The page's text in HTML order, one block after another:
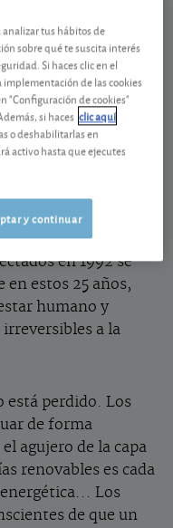
laAdvertencia de
de
de la
la
y la falta de
dos semanas un
países volvieron
de la revista
a ser
en 1992 se
estos 25 años,
humano y
irreversibles a la
está perdido. Los
de forma
agujero de la capa
renovables es cada
Los
de que un
analizar tus hábitos de
sobre qué te suscita interés
Si haces clic en el
de las cookies
"Configuración de cookies"
si haces clic aquí
o deshabilitarlas en
activo hasta que ejecutes
y continuar